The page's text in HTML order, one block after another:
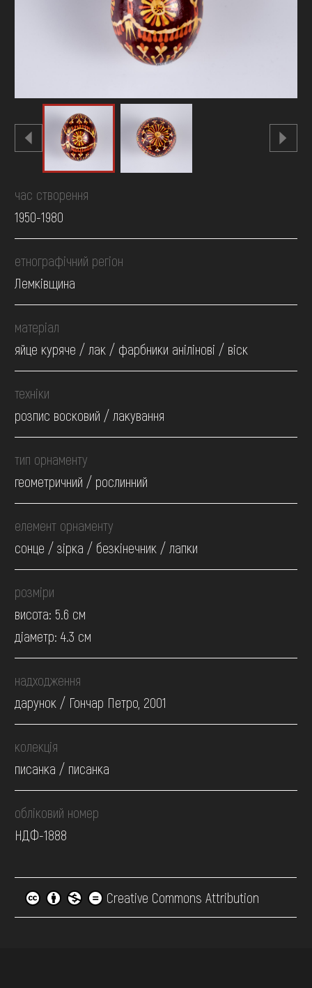
ОНЛАЙН-КРАМНИЦЯ
час створення
1950-1980
етнографічний регіон
Лемківщина
матеріал
яйце куряче / лак / фарбники анілінові / віск
техніки
розпис восковий / лакування
тип орнаменту
геометричний / рослинний
елемент орнаменту
сонце / зірка / безкінечник / лапки
розміри
висота: 5.6 см
діаметр: 4.3 см
надходження
дарунок / Гончар Петро, 2001
колекція
писанка / писанка
обліковий номер
НДФ-1888
Creative Commons Attribution